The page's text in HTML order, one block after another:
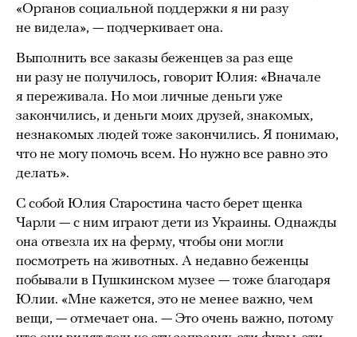
«Органов социальной поддержки я ни разу
не видела», — подчеркивает она.
Выполнить все заказы беженцев за раз еще
ни разу не получилось, говорит Юлия: «Вначале
я переживала. Но мои личные деньги уже
закончились, и деньги моих друзей, знакомых,
незнакомых людей тоже закончились. Я понимаю,
что не могу помочь всем. Но нужно все равно это
делать».
С собой Юлия Старостина часто берет щенка
Чарли — с ним играют дети из Украины. Однажды
она отвезла их на ферму, чтобы они могли
посмотреть на животных. А недавно беженцы
побывали в Пушкинском музее — тоже благодаря
Юлии. «Мне кажется, это не менее важно, чем
вещи, — отмечает она. — Это очень важно, потому